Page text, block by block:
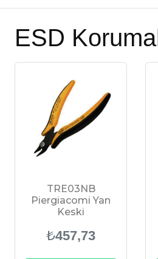
ESD
TRE03NB
Piergiacomi Yan
Keski
₺457,73